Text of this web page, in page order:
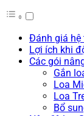
Đánh giá hệ
Lợi ích khi
Các gói
Gắn
Loa
Loa
Bổ